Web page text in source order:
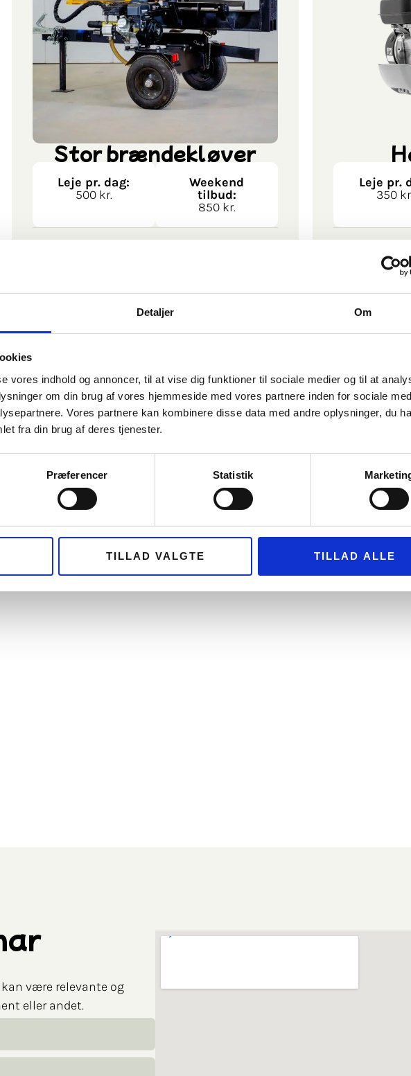
Detaljer Om
vores indhold og annoncer, til at vise dig funktioner til sociale medier og til at
om din brug af vores hjemmeside med vores partnere inden for sociale
Vores partnere kan kombinere disse data med andre oplysninger, du
fra din brug af deres tjenester.
Præferencer Statistik
TILLAD VALGTE TILLAD ALLE
Stor brændekløver
Leje pr. dag:
500 kr.
Weekend
tilbud:
850 kr.
Alle vores priser er inkl. moms.
Leje pr.
350
være relevante og
eller andet.